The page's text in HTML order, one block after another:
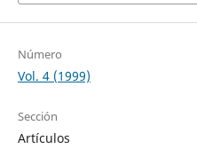
Número
Vol. 4 (1999)
Sección
Artículos